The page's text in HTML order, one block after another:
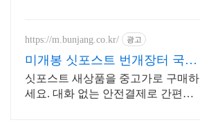
세요.
https://m.bunjang.co.kr/ 광고
미개봉 싯포스트 번개장터 국내
최대 브랜드 중고거래
싯포스트 새상품을 중고가로 구매하
세요. 대화 없는 안전결제로 간편하